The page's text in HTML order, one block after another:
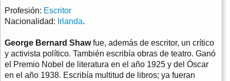
Profesión: Escritor
Nacionalidad: Irlanda.
George Bernard Shawfue, además de escritor, un crítico
y activista político. También escribía obras de teatro. Ganó
el Premio Nobel de literatura en el año 1925 y del Óscar
en el año 1938. Escribía multitud de libros; ya fueran